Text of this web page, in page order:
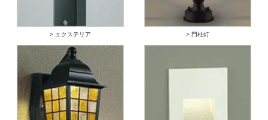
> エクステリア > 門柱灯